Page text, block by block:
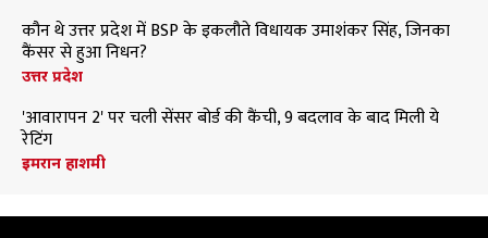
कौन थे उत्तर प्रदेश में BSP के इकलौते विधायक उमाशंकर सिंह, जिनका
कैंसर से हुआ निधन?
उत्तर प्रदेश
'आवारापन 2' पर चली सेंसर बोर्ड की कैंची, 9 बदलाव के बाद मिली ये
रेटिंग
इमरान हाशमी